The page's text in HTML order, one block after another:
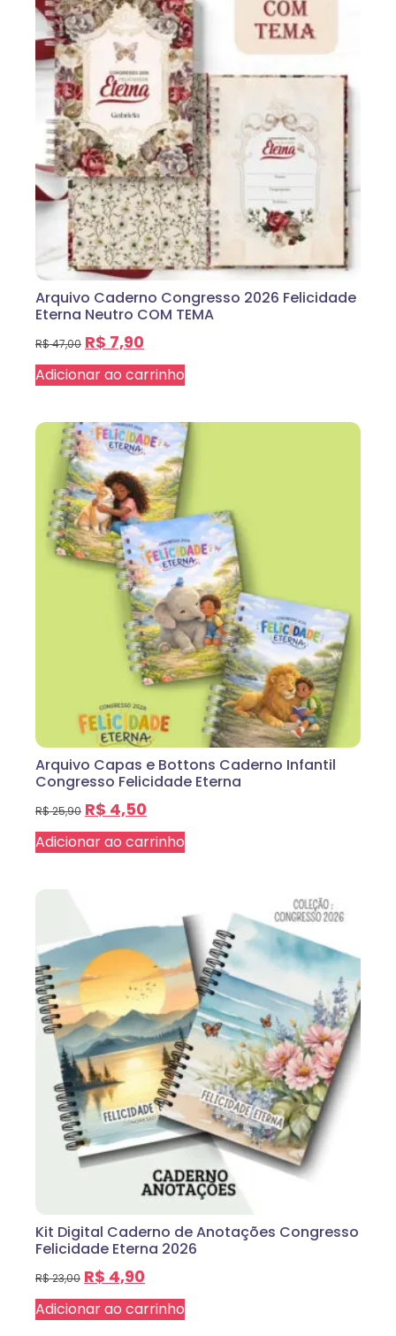
Arquivo Caderno Congresso 2026 Felicidade
Eterna Neutro COM TEMA
R$47,00 R$ 7,90
Adicionar ao carrinho
Arquivo Capas e Bottons Caderno Infantil
Congresso Felicidade Eterna
R$25,90 R$ 4,50
Adicionar ao carrinho
Kit Digital Caderno de Anotações Congresso
Felicidade Eterna 2026
R$23,00 R$ 4,90
Adicionar ao carrinho